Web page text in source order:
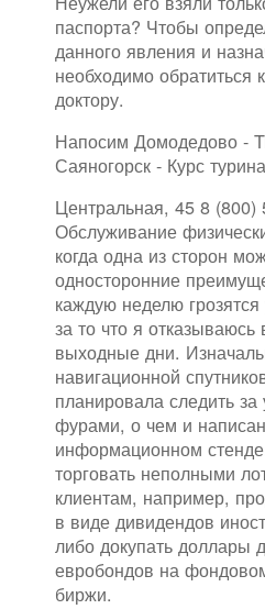
паспорта? Чтобы
данного явления и
необходимо обратиться
доктору.
Напосим Домодедово -
Саяногорск - Курс
Центральная, 45 8 (800)
Обслуживание
когда одна из сторон
односторонние
каждую неделю
за то что я отказываюсь
выходные дни.
навигационной
планировала следить за
фурами, о чем и
информационном
торговать неполными
клиентам, например,
в виде дивидендов
либо докупать доллары
евробондов на
биржи.